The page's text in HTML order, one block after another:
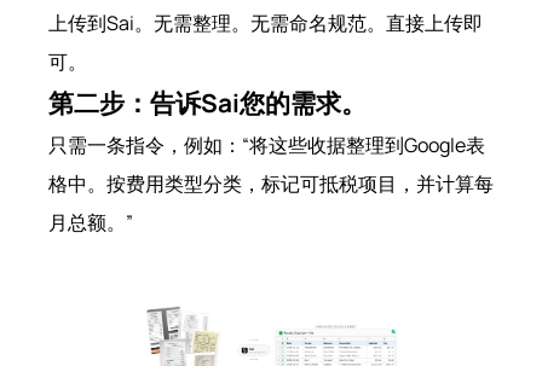
上传到Sai。无需整理。无需命名规范。直接上传即
可。
第二步：告诉Sai您的需求。
只需一条指令，例如：“将这些收据整理到Google表
格中。按费用类型分类，标记可抵税项目，并计算每
月总额。”